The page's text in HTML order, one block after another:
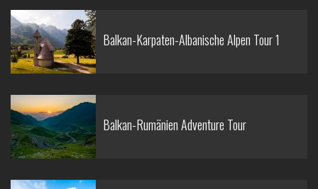
Balkan-Karpaten-Albanische Alpen Tour 1
Balkan-Rumänien Adventure Tour